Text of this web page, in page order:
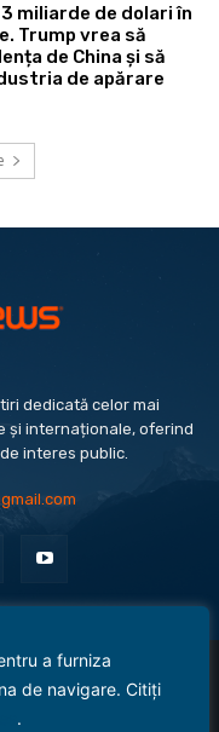
a furniza
de navigare. Citiți
.
miliarde de dolari în
Trump vrea să
de China și să
de apărare
dedicată celor mai
și internaționale, oferind
interes public.
Social
Sport